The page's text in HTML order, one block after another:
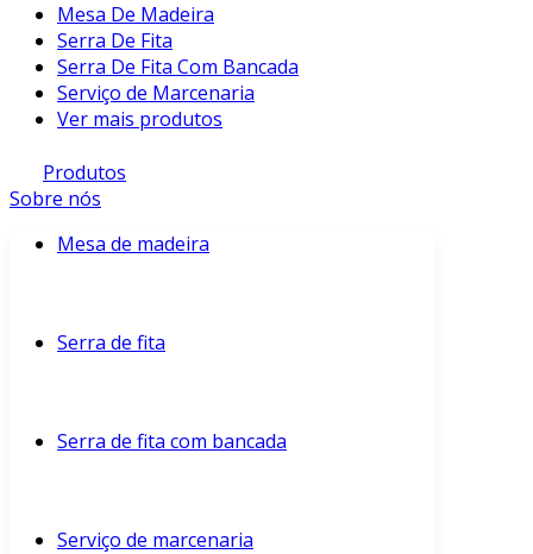
Mesa De Madeira
Serra De Fita
Serra De Fita Com Bancada
Serviço de Marcenaria
Ver mais produtos
Produtos
Sobre nós
Mesa de madeira
Serra de fita
Serra de fita com bancada
Serviço de marcenaria